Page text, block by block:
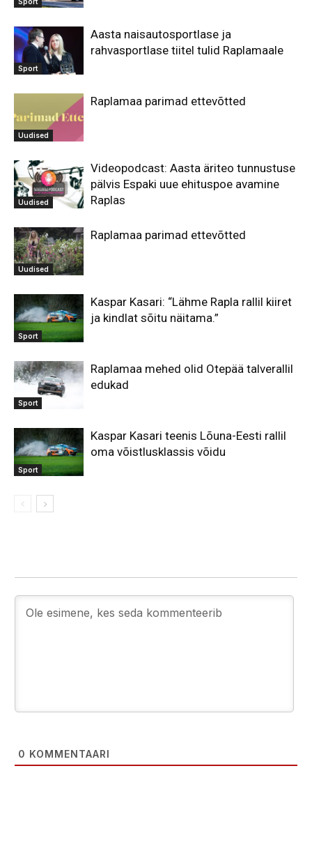
Sport
Aasta naisautosportlase ja
rahvasportlase tiitel tulid Raplamaale
Uudised
Raplamaa parimad ettevõtted
Uudised
Videopodcast: Aasta äriteo tunnustuse
pälvis Espaki uue ehituspoe avamine
Raplas
Uudised
Raplamaa parimad ettevõtted
Sport
Kaspar Kasari: “Lähme Rapla rallil kiiret
ja kindlat sõitu näitama.”
Sport
Raplamaa mehed olid Otepää talverallil
edukad
Sport
Kaspar Kasari teenis Lõuna-Eesti rallil
oma võistlusklassis võidu
0 KOMMENTAARI